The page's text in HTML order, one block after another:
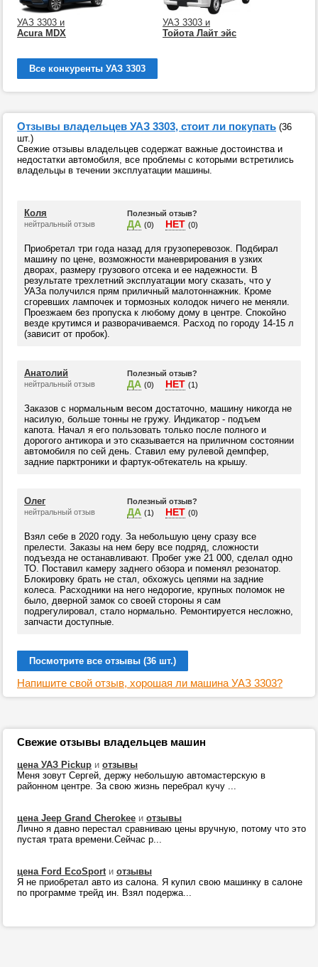
УАЗ 3303 и
Acura MDX
УАЗ 3303 и
Тойота Лайт эйс
Все конкуренты УАЗ 3303
Отзывы владельцев УАЗ 3303, стоит ли покупать (36
шт.)
Свежие отзывы владельцев содержат важные достоинства и
недостатки автомобиля, все проблемы с которыми встретились
владельцы в течении эксплуатации машины.
Коля
нейтральный отзыв
Полезный отзыв?
ДА (0) НЕТ (0)
Приобретал три года назад для грузоперевозок. Подбирал
машину по цене, возможности маневрирования в узких
дворах, размеру грузового отсека и ее надежности. В
результате трехлетний эксплуатации могу сказать, что у
УАЗа получился прям приличный малотоннажник. Кроме
сгоревших лампочек и тормозных колодок ничего не меняли.
Проезжаем без пропуска к любому дому в центре. Спокойно
везде крутимся и разворачиваемся. Расход по городу 14-15 л
(зависит от пробок).
Анатолий
нейтральный отзыв
Полезный отзыв?
ДА (0) НЕТ (1)
Заказов с нормальным весом достаточно, машину никогда не
насилую, больше тонны не гружу. Индикатор - подъем
капота. Начал я его пользовать только после полного и
дорогого антикора и это сказывается на приличном состоянии
автомобиля по сей день. Ставил ему рулевой демпфер,
задние парктроники и фартук-обтекатель на крышу.
Олег
нейтральный отзыв
Полезный отзыв?
ДА (1) НЕТ (0)
Взял себе в 2020 году. За небольшую цену сразу все
прелести. Заказы на нем беру все подряд, сложности
подъезда не останавливают. Пробег уже 21 000, сделал одно
ТО. Поставил камеру заднего обзора и поменял резонатор.
Блокировку брать не стал, обхожусь цепями на задние
колеса. Расходники на него недорогие, крупных поломок не
было, дверной замок со своей стороны я сам
подрегулировал, стало нормально. Ремонтируется несложно,
запчасти доступные.
Посмотрите все отзывы (36 шт.)
Напишите свой отзыв, хорошая ли машина УАЗ 3303?
Свежие отзывы владельцев машин
цена УАЗ Pickup и отзывы
Меня зовут Сергей, держу небольшую автомастерскую в
районном центре. За свою жизнь перебрал кучу ...
цена Jeep Grand Cherokee и отзывы
Лично я давно перестал сравниваю цены вручную, потому что это
пустая трата времени.Сейчас р...
цена Ford EcoSportи отзывы
Я не приобретал авто из салона. Я купил свою машинку в салоне
по программе трейд ин. Взял подержа...